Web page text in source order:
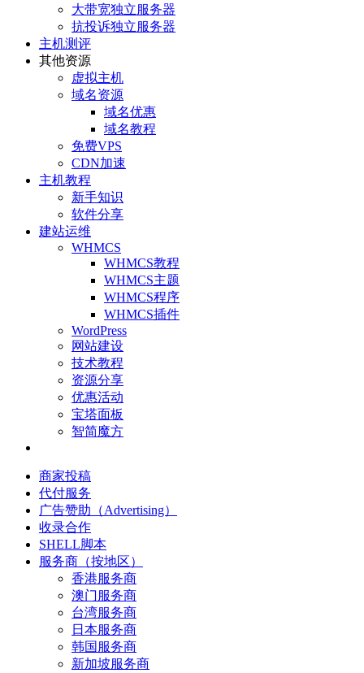
大带宽独立服务器
抗投诉独立服务器
主机测评
其他资源
虚拟主机
域名资源
域名优惠
域名教程
免费VPS
CDN加速
主机教程
新手知识
软件分享
建站运维
WHMCS
WHMCS教程
WHMCS主题
WHMCS程序
WHMCS插件
WordPress
网站建设
技术教程
资源分享
优惠活动
宝塔面板
智简魔方
商家投稿
代付服务
广告赞助（Advertising）
收录合作
SHELL脚本
服务商（按地区）
香港服务商
澳门服务商
台湾服务商
日本服务商
韩国服务商
新加坡服务商